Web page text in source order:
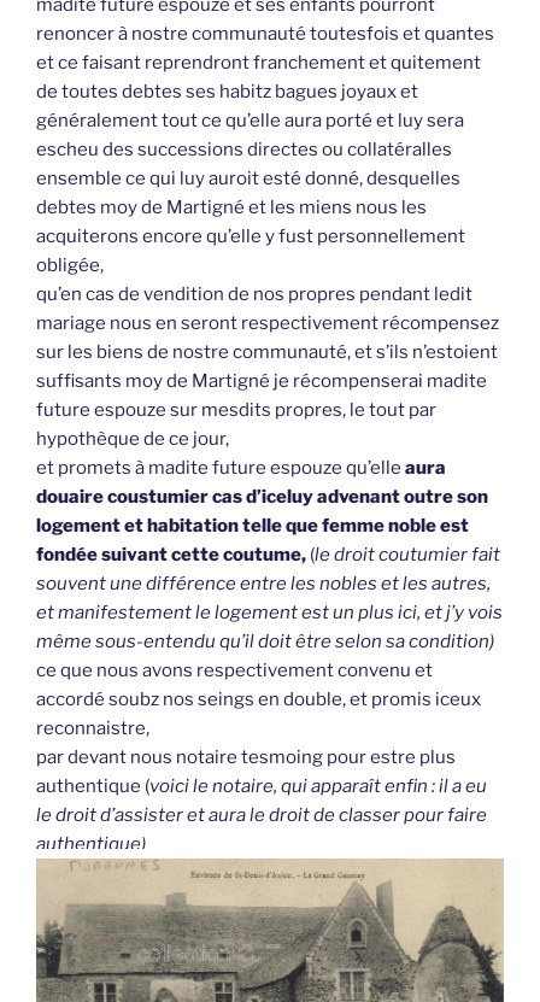
madite future espouze et ses enfants pourront
renoncer à nostre communauté toutesfois et quantes
et ce faisant reprendront franchement et quitement
de toutes debtes ses habitz bagues joyaux et
généralement tout ce qu’elle aura porté et luy sera
escheu des successions directes ou collatéralles
ensemble ce qui luy auroit esté donné, desquelles
debtes moy de Martigné et les miens nous les
acquiterons encore qu’elle y fust personnellement
obligée,
qu’en cas de vendition de nos propres pendant ledit
mariage nous en seront respectivement récompensez
sur les biens de nostre communauté, et s’ils n’estoient
suffisants moy de Martigné je récompenserai madite
future espouze sur mesdits propres, le tout par
hypothèque de ce jour,
et promets à madite future espouze qu’elle aura
douaire coustumier cas d’iceluy advenant outre son
logement et habitation telle que femme noble est
fondée suivant cette coutume, (le droit coutumier fait
souvent une différence entre les nobles et les autres,
et manifestement le logement est un plus ici, et j’y vois
même sous-entendu qu’il doit être selon sa condition)
ce que nous avons respectivement convenu et
accordé soubz nos seings en double, et promis iceux
reconnaistre,
par devant nous notaire tesmoing pour estre plus
authentique (voici le notaire, qui apparaît enfin : il a eu
le droit d’assister et aura le droit de classer pour faire
authentique)